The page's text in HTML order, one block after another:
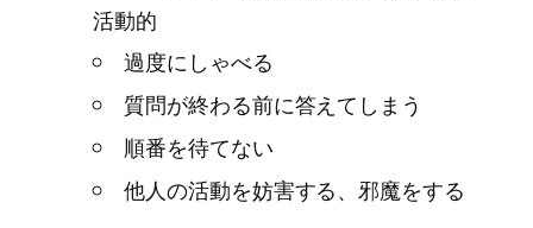
活動的
過度にしゃべる
質問が終わる前に答えてしまう
順番を待てない
他人の活動を妨害する、邪魔をする